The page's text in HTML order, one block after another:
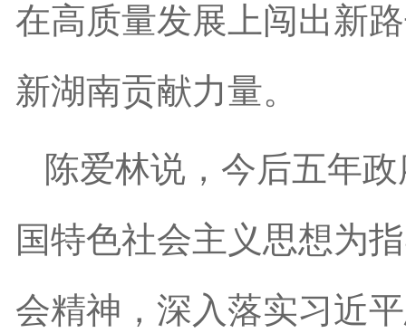
在高质量发展上闯出新
新湖南贡献力量。
陈爱林说，今后五年
国特色社会主义思想为
会精神，深入落实习近